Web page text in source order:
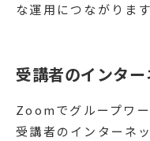
な運用につながります
受講者のインタ
Zoomでグループワ
受講者のインターネ